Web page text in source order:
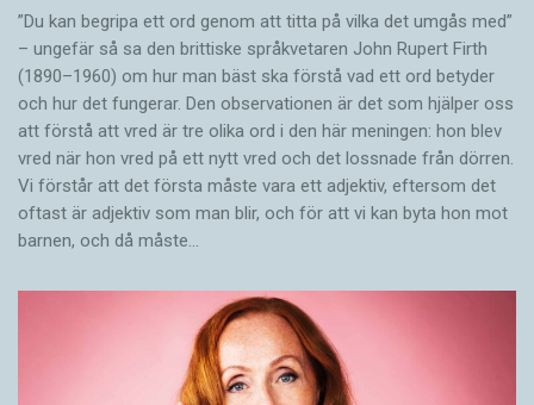
”Du kan begripa ett ord genom att titta på vilka det umgås med”
– ungefär så sa den brittiske språkvetaren John Rupert Firth
(1890–1960) om hur man bäst ska förstå vad ett ord betyder
och hur det fungerar. Den ­observationen är det som hjälper oss
att förstå att vred är tre olika ord i den här meningen: hon blev
vred när hon vred på ett nytt vred och det lossnade från dörren.
Vi förstår att det första måste vara ett adjektiv, eftersom det
oftast är adjektiv som man blir, och för att vi kan byta hon mot
barnen, och då måste…